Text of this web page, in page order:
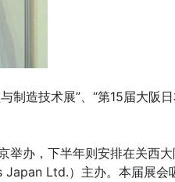
造技术展”、“第15届大阪
办，下半年则安排在关西大
Ltd.）主办。本届展会